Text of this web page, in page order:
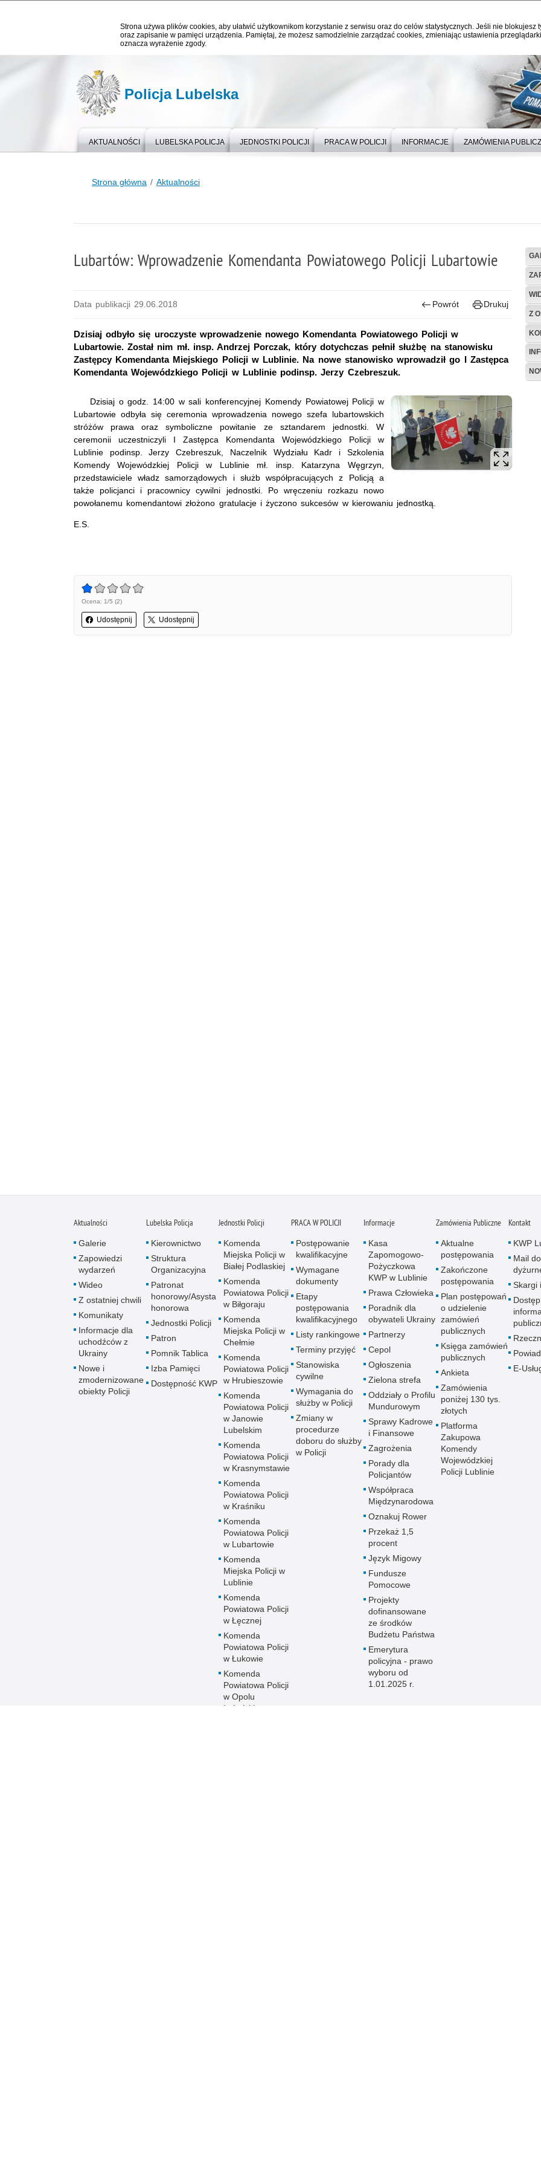
Strona używa plików cookies, aby ułatwić użytkownikom korzystanie z serwisu oraz do celów statystycznych. Jeśli nie blokujesz
oraz zapisanie w pamięci urządzenia. Pamiętaj, że możesz samodzielnie zarządzać cookies, zmieniając ustawienia
oznacza wyrażenie zgody.
Policja Lubelska
AKTUALNOŚCI LUBELSKA POLICJA JEDNOSTKI POLICJI PRACA W POLICJI INFORMACJE ZAMÓWIENIA
Strona główna Aktualności
Lubartów: Wprowadzenie Komendanta Powiatowego Policji Lubartowie
Data publikacji 29.06.2018 Powrót Drukuj
Dzisiaj odbyło się uroczyste wprowadzenie nowego Komendanta Powiatowego Policji w
Lubartowie. Został nim mł. insp. Andrzej Porczak, który dotychczas pełnił służbę na stanowisku
Zastępcy Komendanta Miejskiego Policji w Lublinie. Na nowe stanowisko wprowadził go I Zastępca
Komendanta Wojewódzkiego Policji w Lublinie podinsp. Jerzy Czebreszuk.
Dzisiaj o godz. 14:00 w sali konferencyjnej Komendy Powiatowej Policji w
Lubartowie odbyła się ceremonia wprowadzenia nowego szefa lubartowskich
stróżów prawa oraz symboliczne powitanie ze sztandarem jednostki. W
ceremonii uczestniczyli I Zastępca Komendanta Wojewódzkiego Policji w
Lublinie podinsp. Jerzy Czebreszuk, Naczelnik Wydziału Kadr i Szkolenia
Komendy Wojewódzkiej Policji w Lublinie mł. insp. Katarzyna Węgrzyn,
przedstawiciele władz samorządowych i służb współpracujących z Policją a
także policjanci i pracownicy cywilni jednostki. Po wręczeniu rozkazu nowo
powołanemu komendantowi złożono gratulacje i życzono sukcesów w kierowaniu jednostką.
E.S.
Ocena: 1/5 (2)
Udostępnij Udostępnij
Z
Aktualności
Galerie
Zapowiedzi
wydarzeń
Wideo
Z ostatniej chwili
Komunikaty
Informacje dla
uchodźców z
Ukrainy
Nowe i
zmodernizowane
obiekty Policji
Lubelska Policja
Kierownictwo
Struktura
Organizacyjna
Patronat
honorowy/Asysta
honorowa
Jednostki Policji
Patron
Pomnik Tablica
Izba Pamięci
Dostępność KWP
Jednostki Policji
Komenda
Miejska Policji w
Białej Podlaskiej
Komenda
Powiatowa Policji
w Biłgoraju
Komenda
Miejska Policji w
Chełmie
Komenda
Powiatowa Policji
w Hrubieszowie
Komenda
Powiatowa Policji
w Janowie
Lubelskim
Komenda
Powiatowa Policji
w Krasnymstawie
Komenda
Powiatowa Policji
w Kraśniku
Komenda
Powiatowa Policji
w Lubartowie
Komenda
Miejska Policji w
Lublinie
Komenda
Powiatowa Policji
w Łęcznej
Komenda
Powiatowa Policji
w Łukowie
Komenda
Powiatowa Policji
w Opolu
Lubelskim
PRACA W POLICJI
Postępowanie
kwalifikacyjne
Wymagane
dokumenty
Etapy
postępowania
kwalifikacyjnego
Listy rankingowe
Terminy przyjęć
Stanowiska
cywilne
Wymagania do
służby w Policji
Zmiany w
procedurze
doboru do służby
w Policji
Informacje
Kasa
Zapomogowo-
Pożyczkowa
KWP w Lublinie
Prawa Człowieka
Poradnik dla
obywateli Ukrainy
Partnerzy
Cepol
Ogłoszenia
Zielona strefa
Oddziały o Profilu
Mundurowym
Sprawy Kadrowe
i Finansowe
Zagrożenia
Porady dla
Policjantów
Współpraca
Międzynarodowa
Oznakuj Rower
Przekaż 1,5
procent
Język Migowy
Fundusze
Pomocowe
Projekty
dofinansowane
ze środków
Budżetu Państwa
Emerytura
policyjna - prawo
wyboru od
1.01.2025 r.
Zamówienia Publiczne
Aktualne
postępowania
Zakończone
postępowania
Plan postępowań
o udzielenie
zamówień
publicznych
Księga zamówień
publicznych
Ankieta
Zamówienia
poniżej 130 tys.
złotych
Platforma
Zakupowa
Komendy
Wojewódzkiej
Policji Lublinie
Kontakt
KWP
Mail do
Skargi
E-